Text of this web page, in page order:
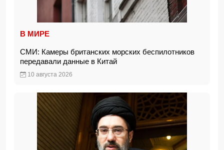
В МИРЕ
СМИ: Камеры британских морских беспилотников
передавали данные в Китай
10 августа 2026